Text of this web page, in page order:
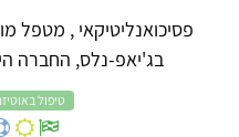
בג'יאפ-נלס, החברה
טיפול